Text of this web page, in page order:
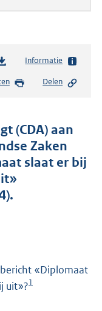
Informatie
Delen
(CDA) aan
Zaken
slaat er bij
«Diplomaat
uit»?1